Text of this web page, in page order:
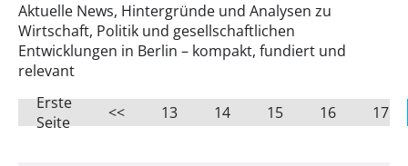
Aktuelle News, Hintergründe und Analysen zu
Wirtschaft, Politik und gesellschaftlichen
Entwicklungen in Berlin – kompakt, fundiert und
relevant
Erste
Seite
<< 13 14 15 16 17